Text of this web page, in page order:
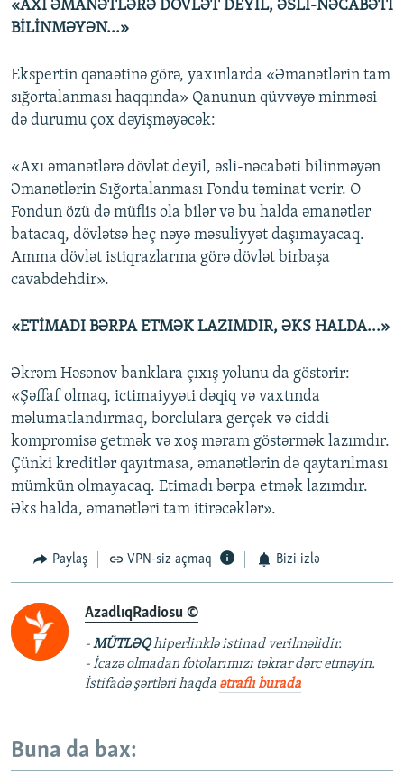
«AXI ƏMANƏTLƏRƏ DÖVLƏT DEYİL, ƏSLİ-NƏCABƏTİ
BİLİNMƏYƏN...»
Ekspertin qənaətinə görə, yaxınlarda «Əmanətlərin tam
sığortalanması haqqında» Qanunun qüvvəyə minməsi
də durumu çox dəyişməyəcək:
«Axı əmanətlərə dövlət deyil, əsli-nəcabəti bilinməyən
Əmanətlərin Sığortalanması Fondu təminat verir. O
Fondun özü də müflis ola bilər və bu halda əmanətlər
batacaq, dövlətsə heç nəyə məsuliyyət daşımayacaq.
Amma dövlət istiqrazlarına görə dövlət birbaşa
cavabdehdir».
«ETİMADI BƏRPA ETMƏK LAZIMDIR, ƏKS HALDA...»
Əkrəm Həsənov banklara çıxış yolunu da göstərir:
«Şəffaf olmaq, ictimaiyyəti dəqiq və vaxtında
məlumatlandırmaq, borclulara gerçək və ciddi
kompromisə getmək və xoş məram göstərmək lazımdır.
Çünki kreditlər qayıtmasa, əmanətlərin də qaytarılması
mümkün olmayacaq. Etimadı bərpa etmək lazımdır.
Əks halda, əmanətləri tam itirəcəklər».
Paylaş VPN-siz açmaq Bizi izlə
AzadlıqRadiosu ©
-MÜTLƏQhiperlinklə istinad verilməlidir.
- İcazə olmadan fotolarımızı təkrar dərc etməyin.
İstifadə şərtləri haqda ətraflı burada
Buna da bax: